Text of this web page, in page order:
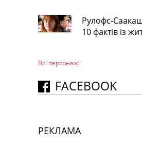
Рулофс-
10 фактів із
Всі персонажi
FACEBOOK
РЕКЛАМА